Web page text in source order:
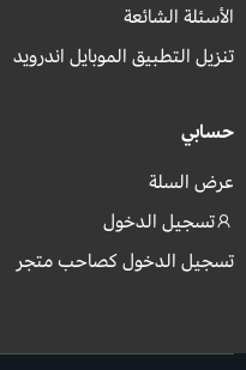
الأسئلة الشائعة
تنزيل التطبيق الموبايل اندرويد
حسابي
عرض السلة
تسجيل الدخول
تسجيل الدخول كصاحب متجر